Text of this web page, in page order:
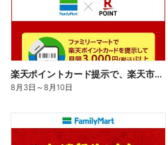
楽天ポイントカード提示で、楽天市場でのお買い物がおトクに!
8月3日 ～8月10日